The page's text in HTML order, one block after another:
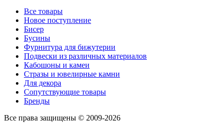
Все товары
Новое поступление
Бисер
Бусины
Фурнитура для бижутерии
Подвески из различных материалов
Кабошоны и камеи
Стразы и ювелирные камни
Для декора
Сопутствующие товары
Бренды
Все права защищены © 2009-2026